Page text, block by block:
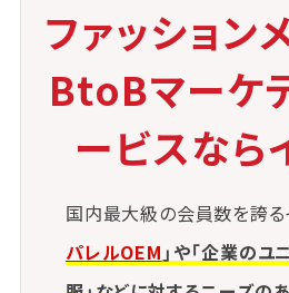
不正利用リスク
著作権やデザイン模倣
国との取引におけるリス
コスト構造の不透明化
ファッション
BtoBマーケ
ービスなら
国内最大級の会員数を誇る
パレルOEM 」や「企業のユ